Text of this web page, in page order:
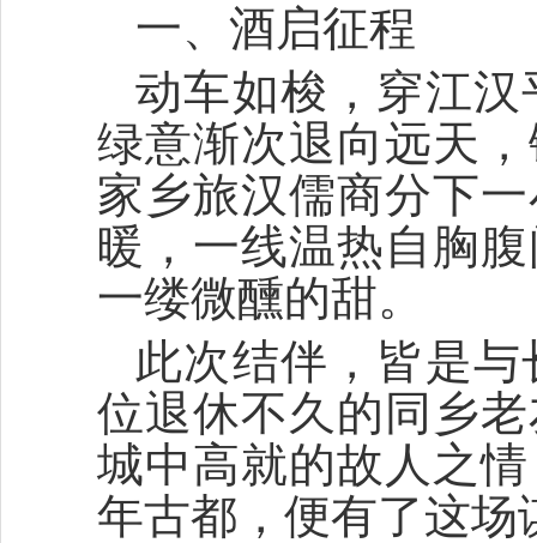
一、酒启征程
动车如梭，穿江
绿意渐次退向远天
家乡旅汉儒商分下
暖，一线温热自胸
一缕微醺的甜。
此次结伴，皆是
位退休不久的同乡
城中高就的故人之
年古都，便有了这场